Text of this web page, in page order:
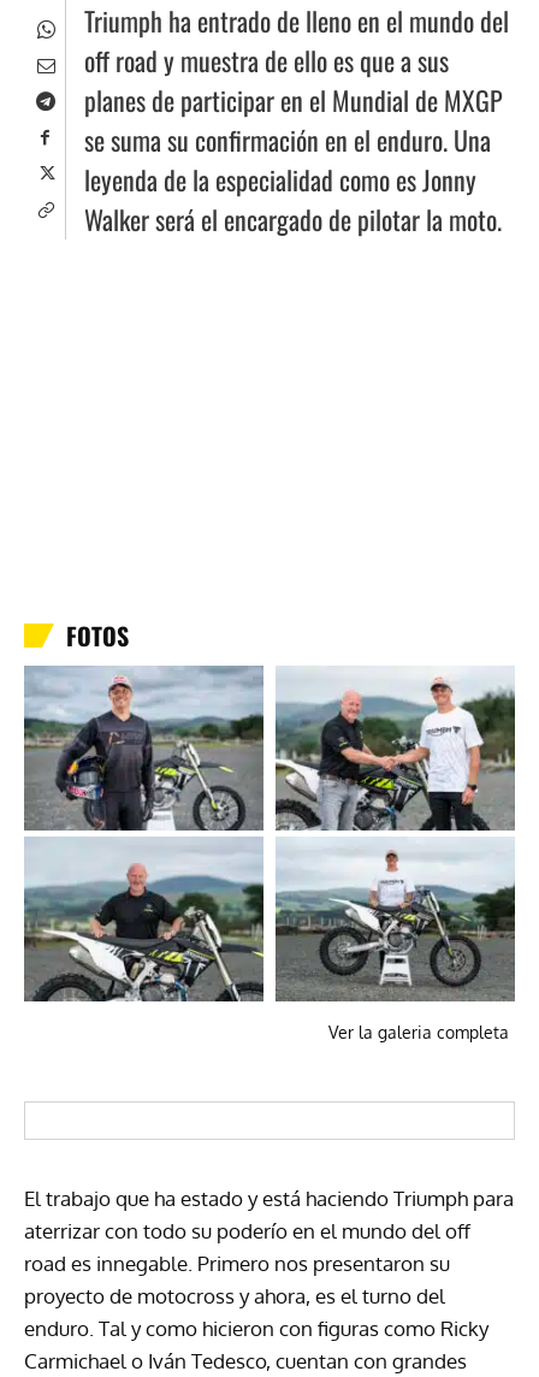
Triumph ha entrado de lleno en el mundo del
off road y muestra de ello es que a sus
planes de participar en el Mundial de MXGP
se suma su confirmación en el enduro. Una
leyenda de la especialidad como es Jonny
Walker será el encargado de pilotar la moto.
FOTOS
Ver la galeria completa
El trabajo que ha estado y está haciendo Triumph para
aterrizar con todo su poderío en el mundo del off
road es innegable. Primero nos presentaron su
proyecto de motocross y ahora, es el turno del
enduro. Tal y como hicieron con figuras como Ricky
Carmichael o Iván Tedesco, cuentan con grandes